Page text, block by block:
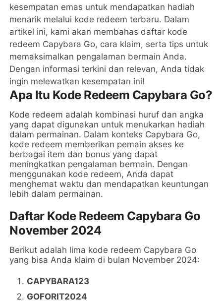
kesempatan emas untuk mendapatkan hadiah
menarik melalui kode redeem terbaru. Dalam
artikel ini, kami akan membahas daftar kode
redeem Capybara Go, cara klaim, serta tips untuk
memaksimalkan pengalaman bermain Anda.
Dengan informasi terkini dan relevan, Anda tidak
ingin melewatkan kesempatan ini!
Apa Itu Kode Redeem Capybara Go?
Kode redeem adalah kombinasi huruf dan angka
yang dapat digunakan untuk menukarkan hadiah
dalam permainan. Dalam konteks Capybara Go,
kode redeem memberikan pemain akses ke
berbagai item dan bonus yang dapat
meningkatkan pengalaman bermain. Dengan
menggunakan kode redeem, Anda dapat
menghemat waktu dan mendapatkan keuntungan
lebih dalam permainan.
Daftar Kode Redeem Capybara Go
November 2024
Berikut adalah lima kode redeem Capybara Go
yang bisa Anda klaim di bulan November 2024:
CAPYBARA123
GOFORIT2024